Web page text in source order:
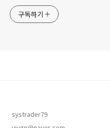
구독하기
systrader79